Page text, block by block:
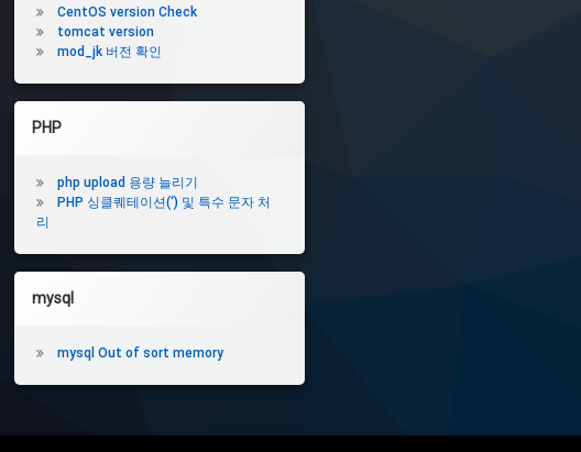
CentOS version Check
tomcat version
mod_jk 버전 확인
PHP
php upload 용량 늘리기
PHP 싱클퀘테이션(‘) 및 특수 문자 처
리
mysql
mysql Out of sort memory